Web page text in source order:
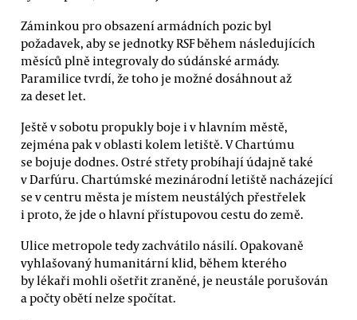
Záminkou pro obsazení armádních pozic byl
požadavek, aby se jednotky RSF během následujících
měsíců plně integrovaly do súdánské armády.
Paramilice tvrdí, že toho je možné dosáhnout až
za deset let.
Ještě v sobotu propukly boje i v hlavním městě,
zejména pak v oblasti kolem letiště. V Chartúmu
se bojuje dodnes. Ostré střety probíhají údajně také
v Darfúru. Chartúmské mezinárodní letiště nacházející
se v centru města je místem neustálých přestřelek
i proto, že jde o hlavní přístupovou cestu do země.
Ulice metropole tedy zachvátilo násilí. Opakovaně
vyhlašovaný humanitární klid, během kterého
by lékaři mohli ošetřit zraněné, je neustále porušován
a počty obětí nelze spočítat.